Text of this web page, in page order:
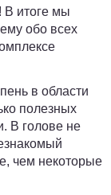
В итоге мы
обо всех
в области
полезных
В голове не
чем некоторые